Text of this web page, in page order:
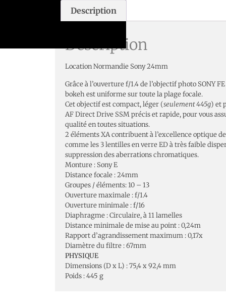
Description
Description
Location Normandie Sony 24mm
Grâce à l’ouverture f/1.4 de l’objectif photo SONY
bokeh est uniforme sur toute la plage focale.
Cet objectif est compact, léger (seulement 445g) et
AF Direct Drive SSM précis et rapide, pour vous
qualité en toutes situations.
2 éléments XA contribuent à l’excellence optique
comme les 3 lentilles en verre ED à très faible
suppression des aberrations chromatiques.
Monture : Sony E
Distance focale : 24mm
Groupes / éléments: 10 – 13
Ouverture maximale : f/1.4
Ouverture minimale : f/16
Diaphragme : Circulaire, à 11 lamelles
Distance minimale de mise au point : 0,24m
Rapport d’agrandissement maximum : 0,17x
Diamètre du filtre : 67mm
PHYSIQUE
Dimensions (D x L) : 75,4 x 92,4 mm
Poids : 445 g